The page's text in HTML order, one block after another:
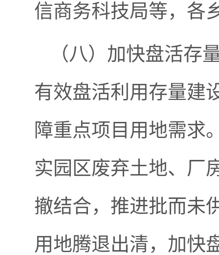
信商务科技局等，各
（八）加快盘活存
有效盘活利用存量建
障重点项目用地需求
实园区废弃土地、厂
撤结合，推进批而未
用地腾退出清，加快